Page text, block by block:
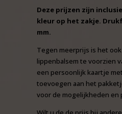
Deze prijzen zijn
kleur op het zakje.
mm.
Tegen meerprijs is het
lippenbalsem te voorzien
een persoonlijk kaartje
toevoegen aan het
voor de mogelijkheden en